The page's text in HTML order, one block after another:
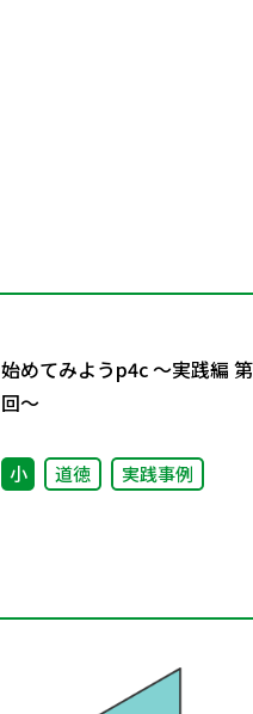
始めてみようp4c ～実践編
回～
小 道徳 実践事例